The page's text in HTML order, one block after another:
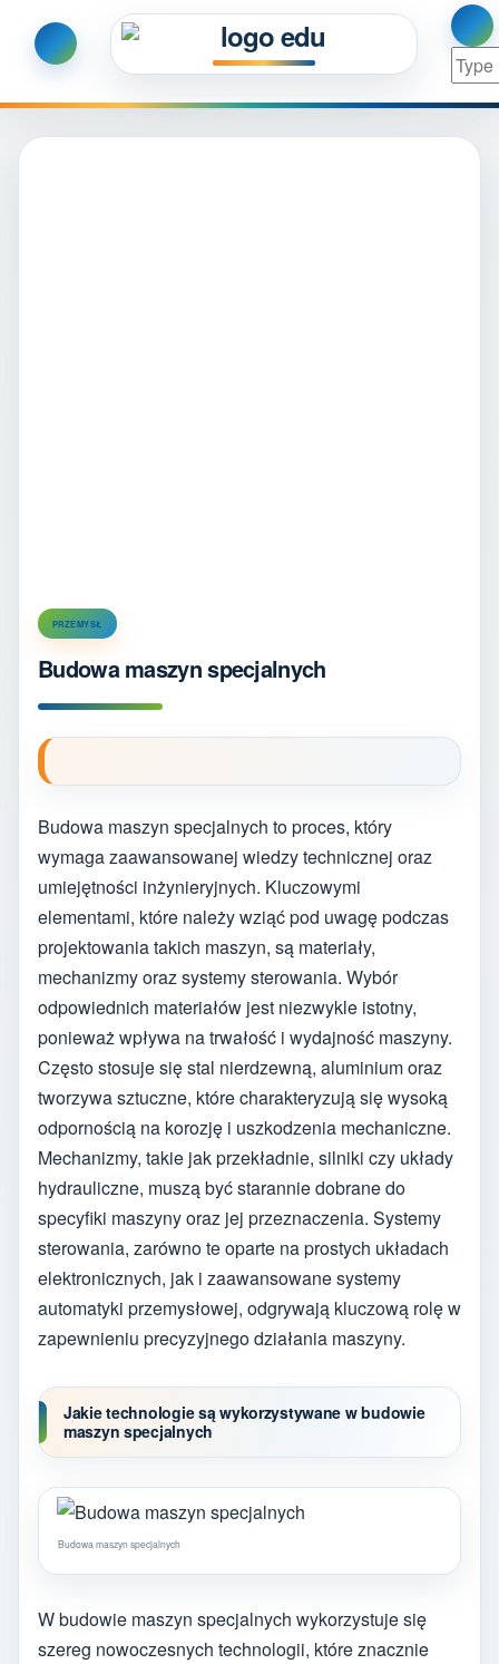
PRZEMYSŁ
Budowa maszyn specjalnych
Budowa maszyn specjalnych to proces, który
wymaga zaawansowanej wiedzy technicznej oraz
umiejętności inżynieryjnych. Kluczowymi
elementami, które należy wziąć pod uwagę podczas
projektowania takich maszyn, są materiały,
mechanizmy oraz systemy sterowania. Wybór
odpowiednich materiałów jest niezwykle istotny,
ponieważ wpływa na trwałość i wydajność maszyny.
Często stosuje się stal nierdzewną, aluminium oraz
tworzywa sztuczne, które charakteryzują się wysoką
odpornością na korozję i uszkodzenia mechaniczne.
Mechanizmy, takie jak przekładnie, silniki czy układy
hydrauliczne, muszą być starannie dobrane do
specyfiki maszyny oraz jej przeznaczenia. Systemy
sterowania, zarówno te oparte na prostych układach
elektronicznych, jak i zaawansowane systemy
automatyki przemysłowej, odgrywają kluczową rolę w
zapewnieniu precyzyjnego działania maszyny.
Jakie technologie są wykorzystywane w budowie
maszyn specjalnych
Budowa maszyn specjalnych
W budowie maszyn specjalnych wykorzystuje się
szereg nowoczesnych technologii, które znacznie